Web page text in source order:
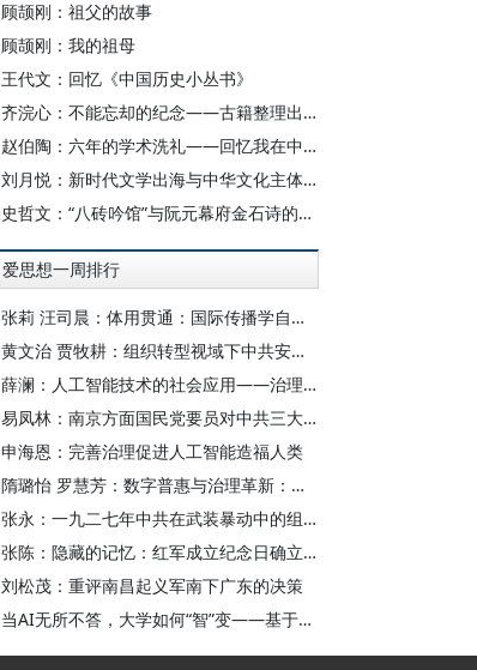
顾颉刚：祖父的故事
顾颉刚：我的祖母
王代文：回忆《中国历史小丛书》
齐浣心：不能忘却的纪念——古籍整理出版规划小组成立六十载记
赵伯陶：六年的学术洗礼——回忆我在中华书局的日子
刘月悦：新时代文学出海与中华文化主体性建构
史哲文：“八砖吟馆”与阮元幕府金石诗的学人品格、诗学祈向
爱思想一周排行
张莉 汪司晨：体用贯通：国际传播学自主知识体系的建构逻辑与学科交叉进路
黄文治 贾牧耕：组织转型视域下中共安徽省临时委员会的“两建两废”（1927—1931）
薛澜：人工智能技术的社会应用——治理挑战
易凤林：南京方面国民党要员对中共三大起义的反应
申海恩：完善治理促进人工智能造福人类
隋璐怡 罗慧芳：数字普惠与治理革新：中国人工智能赋能全球南方发展
张永：一九二七年中共在武装暴动中的组织转型
张陈：隐藏的记忆：红军成立纪念日确立前中共对南昌起义的纪念
刘松茂：重评南昌起义军南下广东的决策
当AI无所不答，大学如何“智”变——基于全国400余所高校本科生AI使用情况的调查与思考